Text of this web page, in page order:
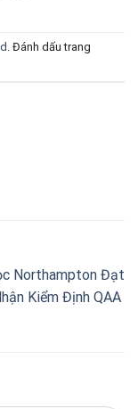
. Đánh dấu trang
Northampton Đạt
Kiểm Định QAA